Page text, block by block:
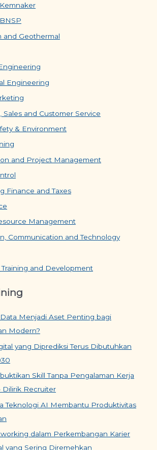
and Geothermal
Engineering
Sales and Customer Service
& Environment
and Project Management
Finance and Taxes
Management
Communication and Technology
and Development
Menjadi Aset Penting bagi
Modern?
yang Diprediksi Terus Dibutuhkan
Skill Tanpa Pengalaman Kerja
Dilirik Recruiter
Teknologi AI Membantu Produktivitas
dalam Perkembangan Karier
yang Sering Diremehkan